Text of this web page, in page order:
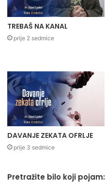
TREBAŠ NA KANAL
prije 2 sedmice
DAVANJE ZEKATA OFRLJE
prije 3 sedmice
Pretražite bilo koji pojam: